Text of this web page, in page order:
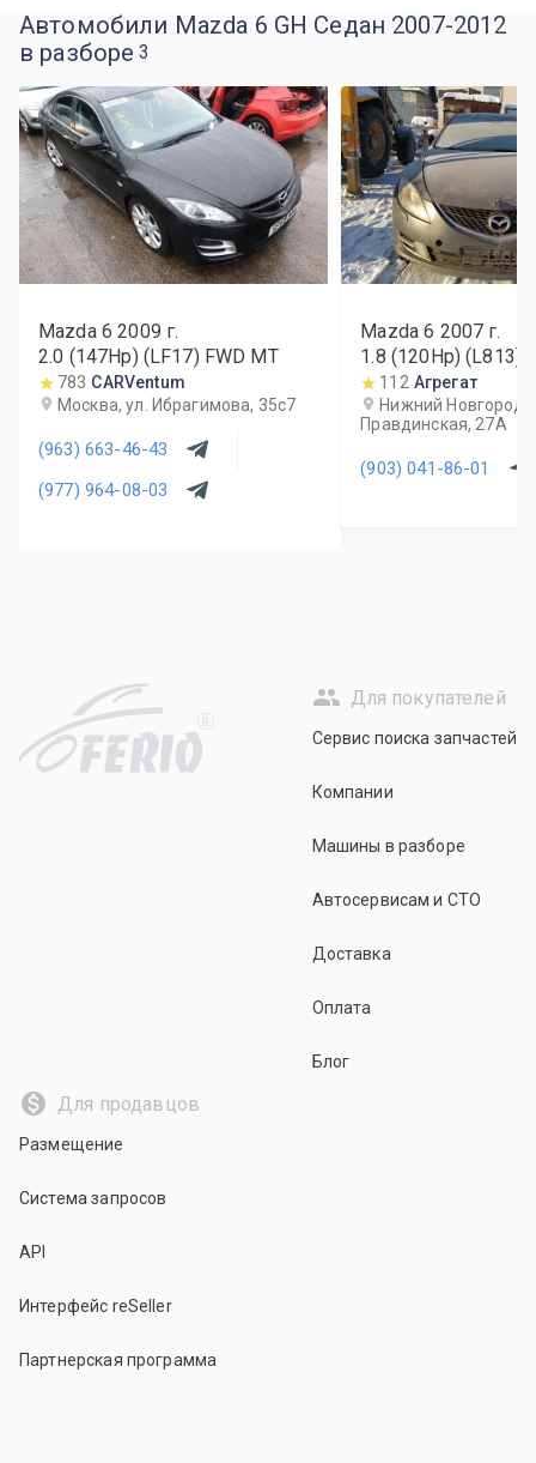
Автомобили Mazda 6 GH Седан 2007-2012
в разборе 3
Mazda 6 2009 г.
2.0 (147Hp) (LF17) FWD MT
783 CARVentum
Москва, ул. Ибрагимова, 35с7
(963) 663-46-43
(977) 964-08-03
Mazda 6 2007 г.
1.8 (120Hp) (L813)
112 Агрегат
Нижний Новгород,
Правдинская, 27А
(903) 041-86-01
R
Для покупателей
Сервис поиска запчастей
Компании
Машины в разборе
Автосервисам и СТО
Доставка
Оплата
Блог
Для продавцов
Размещение
Система запросов
API
Интерфейс reSeller
Партнерская программа